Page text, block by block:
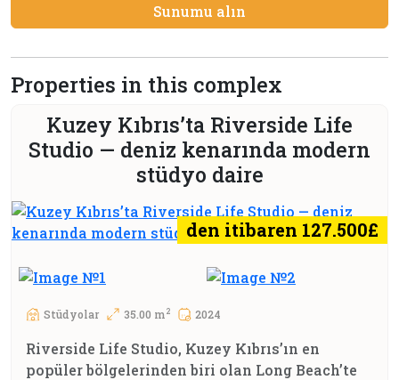
Sunumu alın
Properties in this complex
Kuzey Kıbrıs’ta Riverside Life
Studio — deniz kenarında modern
stüdyo daire
den itibaren 127.500£
Stüdyolar 35.00 m2 2024
Riverside Life Studio, Kuzey Kıbrıs’ın en
popüler bölgelerinden biri olan Long Beach’te